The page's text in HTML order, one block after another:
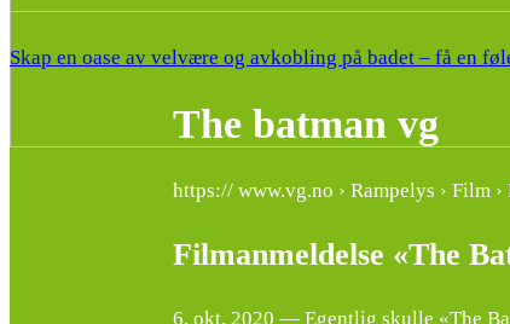
Skap en oase av velvære og avkobling på badet – få en
The batman vg
https:// www.vg.no › Rampelys › Film
Filmanmeldelse «The
6. okt. 2020 — Egentlig skulle «The